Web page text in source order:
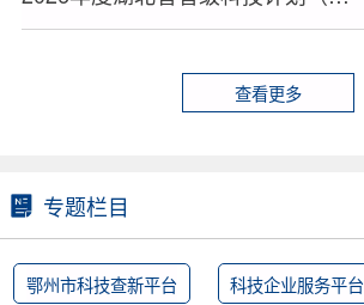
查看更多
专题栏目
鄂州市科技查新平台 科技企业服务平台